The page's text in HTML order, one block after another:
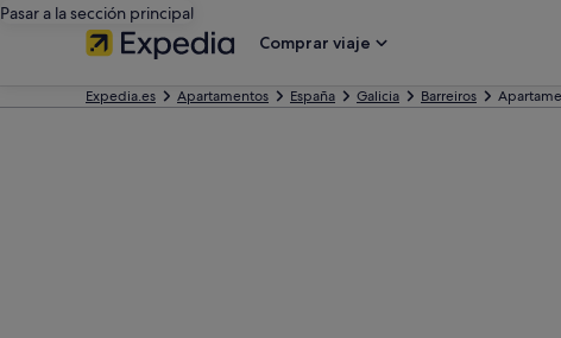
Pasar a la sección principal
Comprar viaje
Expedia.es Apartamentos España Galicia Barreiros